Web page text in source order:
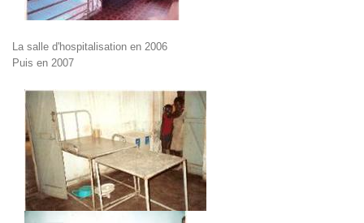
La salle d'hospitalisation en 2006
Puis en 2007